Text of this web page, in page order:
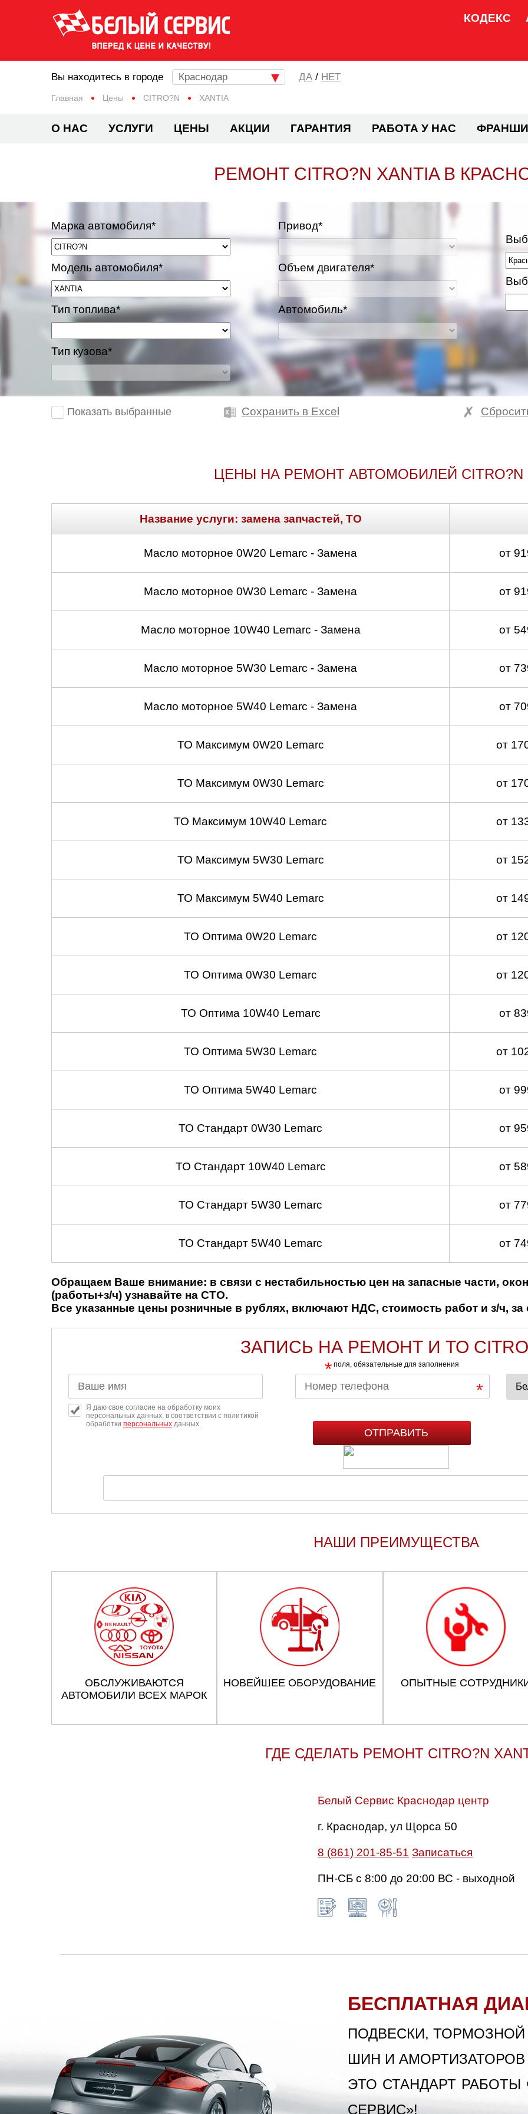
КОДЕКС
Главная Цены CITRO?N XANTIA
Вы находитесь в городе Краснодар / НЕТ
О НАС УСЛУГИ ЦЕНЫ АКЦИИ ГАРАНТИЯ РАБОТА У НАС
РЕМОНТ CITRO?N XANTIA В
Марка автомобиля*
Модель автомобиля*
Тип топлива*
Тип кузова*
Привод*
Объем двигателя*
Автомобиль*
Показать выбранные Сохранить в Excel
ЦЕНЫ НА РЕМОНТ АВТОМОБИЛЕЙ CITRO?N
Название услуги: замена запчастей, ТО
Масло моторное 0W20 Lemarc - Замена от
Масло моторное 0W30 Lemarc - Замена от
Масло моторное 10W40 Lemarc - Замена от
Масло моторное 5W30 Lemarc - Замена от
Масло моторное 5W40 Lemarc - Замена от
ТО Максимум 0W20 Lemarc от
ТО Максимум 0W30 Lemarc от
ТО Максимум 10W40 Lemarc от
ТО Максимум 5W30 Lemarc от
ТО Максимум 5W40 Lemarc от
ТО Оптима 0W20 Lemarc от
ТО Оптима 0W30 Lemarc от
ТО Оптима 10W40 Lemarc от
ТО Оптима 5W30 Lemarc от
ТО Оптима 5W40 Lemarc от
ТО Стандарт 0W30 Lemarc от
ТО Стандарт 10W40 Lemarc от
ТО Стандарт 5W30 Lemarc от
ТО Стандарт 5W40 Lemarc от
Обращаем Ваше внимание: в связи с нестабильностью цен на запасные части,
(работы+з/ч) узнавайте на СТО.
Все указанные цены розничные в рублях, включают НДС, стоимость работ и з/ч, за
ЗАПИСЬ НА РЕМОНТ И ТО
* поля, обязательные для заполнения
Я даю свое согласие на обработку моих
персональных данных, в соответствии с политикой
обработки персональных данных.
НАШИ ПРЕИМУЩЕСТВА
ОБСЛУЖИВАЮТСЯ
АВТОМОБИЛИ ВСЕХ МАРОК
НОВЕЙШЕЕ ОБОРУДОВАНИЕ ОПЫТНЫЕ
ГДЕ СДЕЛАТЬ РЕМОНТ CITRO?N
Белый Сервис Краснодар центр
г. Краснодар, ул Щорса 50
8 (861) 201-85-51 Записаться
ПН-СБ с 8:00 до 20:00 ВС - выходной
БЕСПЛАТНАЯ
ПОДВЕСКИ,
ШИН И АМОРТИЗАТОРОВ
ЭТО СТАНДАРТ
СЕРВИС»!